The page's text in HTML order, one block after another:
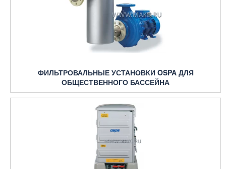
ФИЛЬТРОВАЛЬНЫЕ УСТАНОВКИ OSPA ДЛЯ
ОБЩЕСТВЕННОГО БАССЕЙНА